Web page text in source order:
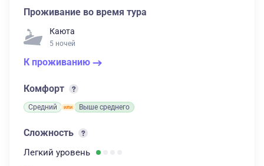
Проживание во время тура
Каюта
5 ночей
К проживанию
Комфорт
Средний Выше среднего
Сложность
Легкий уровень